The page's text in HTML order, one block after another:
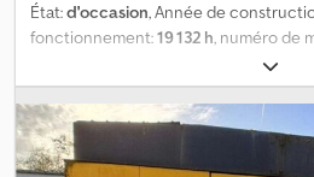
État:d'occasion, Année de
fonctionnement:19 132 h, numéro de
diesel
ch), fabricant de moteurs:John Deere
construction Poids à vide : 2 075 kg
104 kVA Niveau d’émissions : Phase IIIA
ES Pour obtenir de plus amples